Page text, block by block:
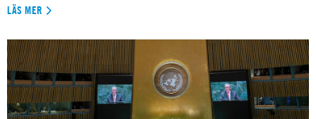
LÄS MER